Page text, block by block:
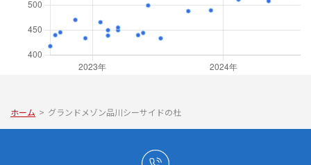
ホーム > グランドメゾン品川シーサイドの杜